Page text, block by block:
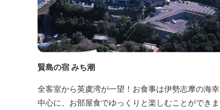
賢島の宿 みち潮
全客室から英虞湾が一望！お食事は伊勢志摩の海幸
中心に、お部屋食でゆっくりと楽しむことができま